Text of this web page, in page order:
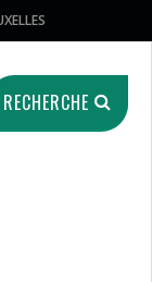
RECHERCHE